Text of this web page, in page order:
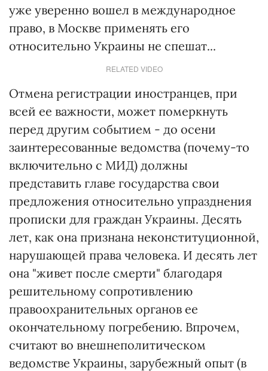
уже уверенно вошел в международное
право, в Москве применять его
относительно Украины не спешат...
RELATED VIDEO
Отмена регистрации иностранцев, при
всей ее важности, может померкнуть
перед другим событием - до осени
заинтересованные ведомства (почему-то
включительно с МИД) должны
представить главе государства свои
предложения относительно упразднения
прописки для граждан Украины. Десять
лет, как она признана неконституционной,
нарушающей права человека. И десять лет
она "живет после смерти" благодаря
решительному сопротивлению
правоохранительных органов ее
окончательному погребению. Впрочем,
считают во внешнеполитическом
ведомстве Украины, зарубежный опыт (в